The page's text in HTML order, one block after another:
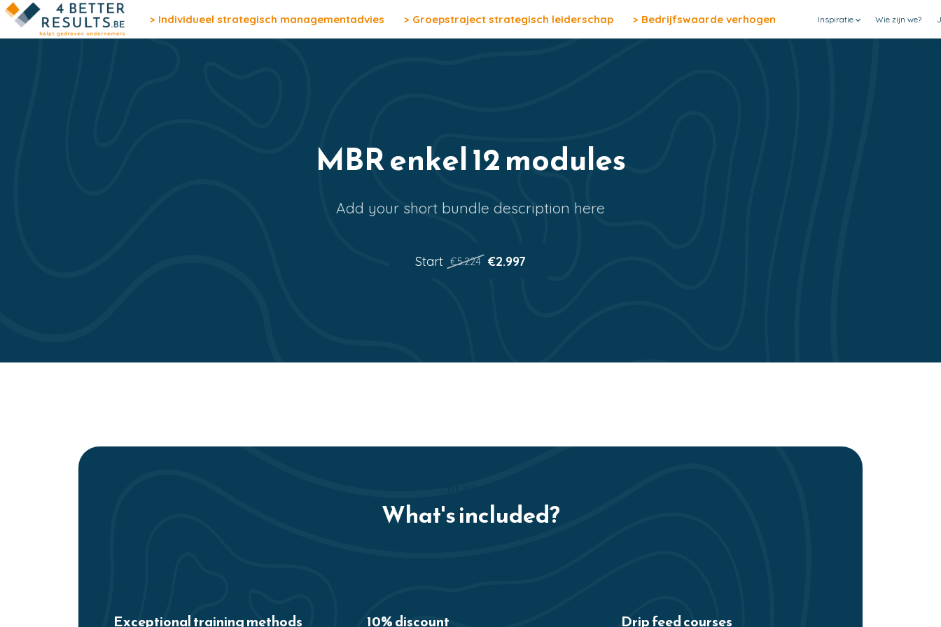
> Individueel strategisch managementadvies > Groepstraject strategisch leiderschap > Bedrijfswaarde verhogen Inspiratie Wie zijn we?
MBR enkel 12 modules
Add your short bundle description here
Start €5.224 €2.997
What's included?
Exceptional training methods 10% discount Drip feed courses